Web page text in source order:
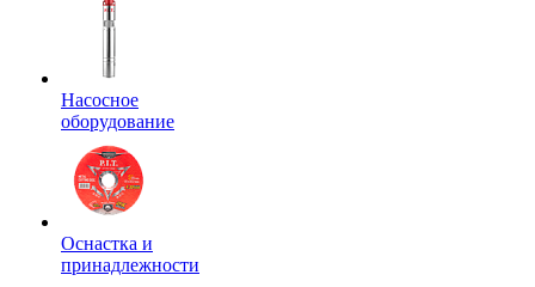
Насосное
оборудование
Оснастка и
принадлежности